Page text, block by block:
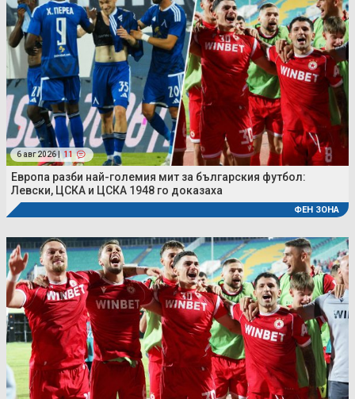
6 авг 2026 | 11
Европа разби най-големия мит за българския футбол:
Левски, ЦСКА и ЦСКА 1948 го доказаха
ФЕН ЗОНА